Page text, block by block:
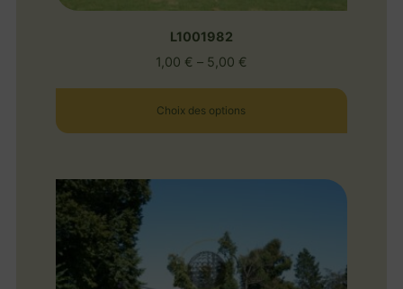
L1001982
1,00 € – 5,00 €
Choix des options